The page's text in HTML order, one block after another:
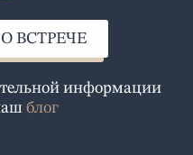
ВСТРЕЧЕ
информации
блог